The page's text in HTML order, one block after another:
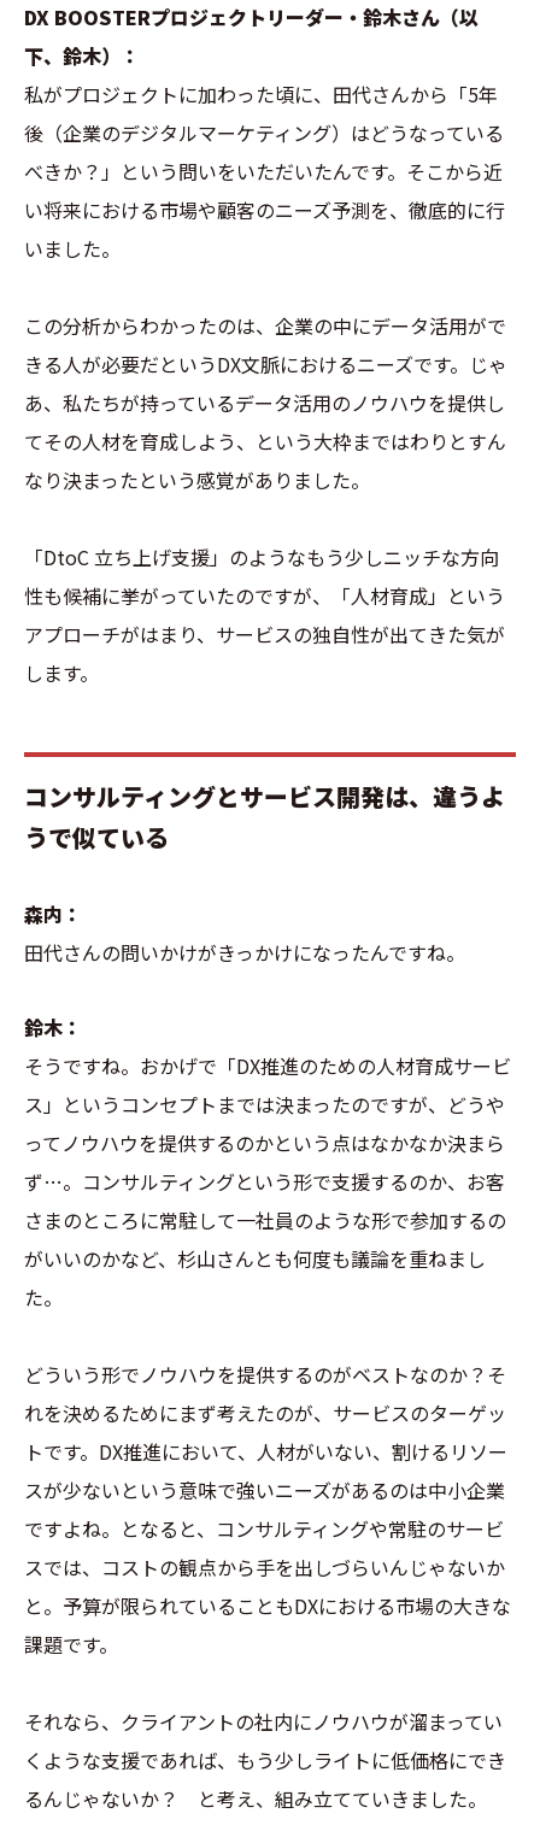
DX BOOSTERプロジェクトリーダー・鈴木さん（以
下、鈴木）：
私がプロジェクトに加わった頃に、田代さんから「5年
後（企業のデジタルマーケティング）はどうなっている
べきか？」という問いをいただいたんです。そこから近
い将来における市場や顧客のニーズ予測を、徹底的に行
いました。
この分析からわかったのは、企業の中にデータ活用がで
きる人が必要だというDX文脈におけるニーズです。じゃ
あ、私たちが持っているデータ活用のノウハウを提供し
てその人材を育成しよう、という大枠まではわりとすん
なり決まったという感覚がありました。
「DtoC 立ち上げ支援」のようなもう少しニッチな方向
性も候補に挙がっていたのですが、「人材育成」という
アプローチがはまり、サービスの独自性が出てきた気が
します。
コンサルティングとサービス開発は、違うよ
うで似ている
森内：
田代さんの問いかけがきっかけになったんですね。
鈴木：
そうですね。おかげで「DX推進のための人材育成サービ
ス」というコンセプトまでは決まったのですが、どうや
ってノウハウを提供するのかという点はなかなか決まら
ず…。コンサルティングという形で支援するのか、お客
さまのところに常駐して一社員のような形で参加するの
がいいのかなど、杉山さんとも何度も議論を重ねまし
た。
どういう形でノウハウを提供するのがベストなのか？そ
れを決めるためにまず考えたのが、サービスのターゲッ
トです。DX推進において、人材がいない、割けるリソー
スが少ないという意味で強いニーズがあるのは中小企業
ですよね。となると、コンサルティングや常駐のサービ
スでは、コストの観点から手を出しづらいんじゃないか
と。予算が限られていることもDXにおける市場の大きな
課題です。
それなら、クライアントの社内にノウハウが溜まってい
くような支援であれば、もう少しライトに低価格にでき
るんじゃないか？ と考え、組み立てていきました。